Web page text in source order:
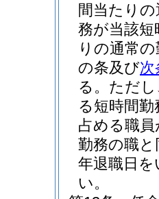
間当たり
務が当該
りの通常
の条及び次
る。 ただ
る短時間
占める職
勤務の職
年退職日を
い。